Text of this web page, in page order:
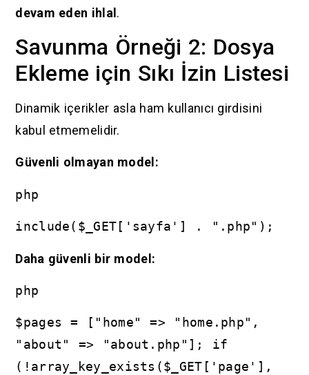
devam eden ihlal.
Savunma Örneği 2: Dosya
Ekleme için Sıkı İzin Listesi
Dinamik içerikler asla ham kullanıcı girdisini
kabul etmemelidir.
Güvenli olmayan model:
php
include($_GET['sayfa'] . ".php");
Daha güvenli bir model:
php
$pages = ["home" => "home.php",
"about" => "about.php"]; if
(!array_key_exists($_GET['page'],